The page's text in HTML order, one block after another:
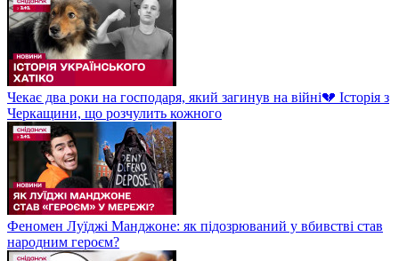
Чекає два роки на господаря, який загинув на війні💔 Історія з
Черкащини, що розчулить кожного
Феномен Луїджі Манджоне: як підозрюваний у вбивстві став
народним героєм?